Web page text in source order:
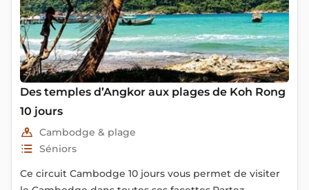
Des temples d’Angkor aux plages de Koh Rong
10 jours
Cambodge & plage
Séniors
Ce circuit Cambodge 10 jours vous permet de visiter